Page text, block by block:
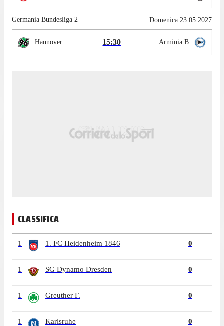
Germania Bundesliga 2 Domenica 23.05.2027
Hannover 15:30 Arminia B
CLASSIFICA
1 1. FC Heidenheim 1846 0
1 SG Dynamo Dresden 0
1 Greuther F. 0
1 Karlsruhe 0